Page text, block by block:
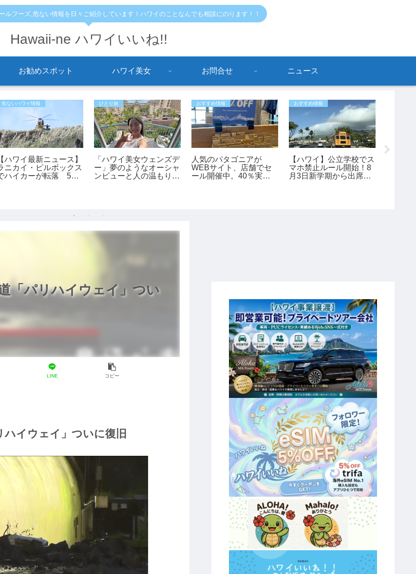
ルフーズ,危ない情報を日々ご紹介しています！ハワイのことなんでも相談にのります！！
Hawaii-ne ハワイいいね!!
お勧めスポット ハワイ美女 お問合せ ニュース
危ないハワイ情報
【ハワイ最新ニュース】
ニカイ・ピルボックス
ハイカーが転落 53
ひとり旅
「ハワイ美女ウェンズデ
ー」夢のようなオーシャ
ンビューと人の温もりに
おすすめ情報
人気のパタゴニアが
WEBサイト、店舗でセ
ール開催中。40％実施
おすすめ情報
【ハワイ】公立学校でス
マホ禁止ルール開始！8
月3日新学期から出席・
「パリハイウェイ」つい
LINE コピー
イウェイ」ついに復旧